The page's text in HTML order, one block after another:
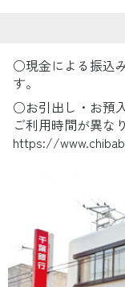
○現金による振込
す。
○お引出し・お預
ご利用時間が異な
https://